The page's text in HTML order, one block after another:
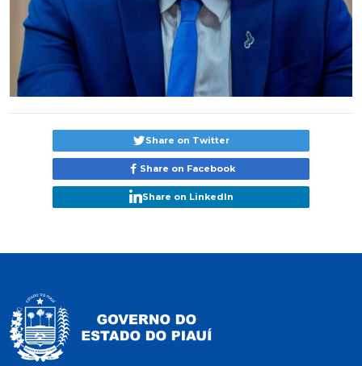
Share on Twitter
Share on Facebook
Share on LinkedIn